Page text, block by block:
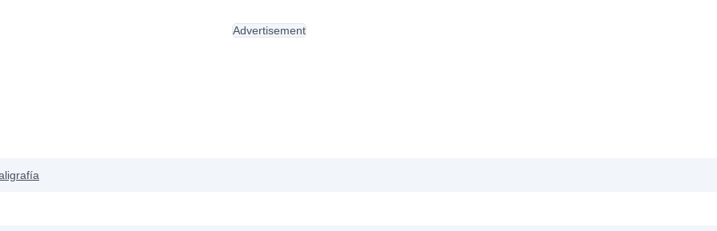
Advertisement